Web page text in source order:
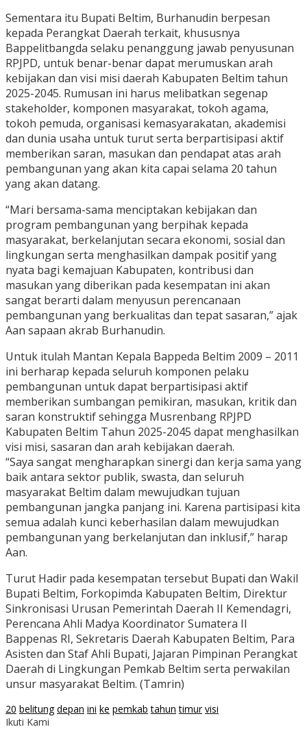
Sementara itu Bupati Beltim, Burhanudin berpesan
kepada Perangkat Daerah terkait, khususnya
Bappelitbangda selaku penanggung jawab penyusunan
RPJPD, untuk benar-benar dapat merumuskan arah
kebijakan dan visi misi daerah Kabupaten Beltim tahun
2025-2045. Rumusan ini harus melibatkan segenap
stakeholder, komponen masyarakat, tokoh agama,
tokoh pemuda, organisasi kemasyarakatan, akademisi
dan dunia usaha untuk turut serta berpartisipasi aktif
memberikan saran, masukan dan pendapat atas arah
pembangunan yang akan kita capai selama 20 tahun
yang akan datang.
“Mari bersama-sama menciptakan kebijakan dan
program pembangunan yang berpihak kepada
masyarakat, berkelanjutan secara ekonomi, sosial dan
lingkungan serta menghasilkan dampak positif yang
nyata bagi kemajuan Kabupaten, kontribusi dan
masukan yang diberikan pada kesempatan ini akan
sangat berarti dalam menyusun perencanaan
pembangunan yang berkualitas dan tepat sasaran,” ajak
Aan sapaan akrab Burhanudin.
Untuk itulah Mantan Kepala Bappeda Beltim 2009 – 2011
ini berharap kepada seluruh komponen pelaku
pembangunan untuk dapat berpartisipasi aktif
memberikan sumbangan pemikiran, masukan, kritik dan
saran konstruktif sehingga Musrenbang RPJPD
Kabupaten Beltim Tahun 2025-2045 dapat menghasilkan
visi misi, sasaran dan arah kebijakan daerah.
“Saya sangat mengharapkan sinergi dan kerja sama yang
baik antara sektor publik, swasta, dan seluruh
masyarakat Beltim dalam mewujudkan tujuan
pembangunan jangka panjang ini. Karena partisipasi kita
semua adalah kunci keberhasilan dalam mewujudkan
pembangunan yang berkelanjutan dan inklusif,” harap
Aan.
Turut Hadir pada kesempatan tersebut Bupati dan Wakil
Bupati Beltim, Forkopimda Kabupaten Beltim, Direktur
Sinkronisasi Urusan Pemerintah Daerah II Kemendagri,
Perencana Ahli Madya Koordinator Sumatera II
Bappenas RI, Sekretaris Daerah Kabupaten Beltim, Para
Asisten dan Staf Ahli Bupati, Jajaran Pimpinan Perangkat
Daerah di Lingkungan Pemkab Beltim serta perwakilan
unsur masyarakat Beltim. (Tamrin)
20 belitung depan ini ke pemkab tahun timur visi
Ikuti Kami